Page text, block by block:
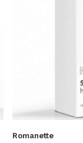
Romanette